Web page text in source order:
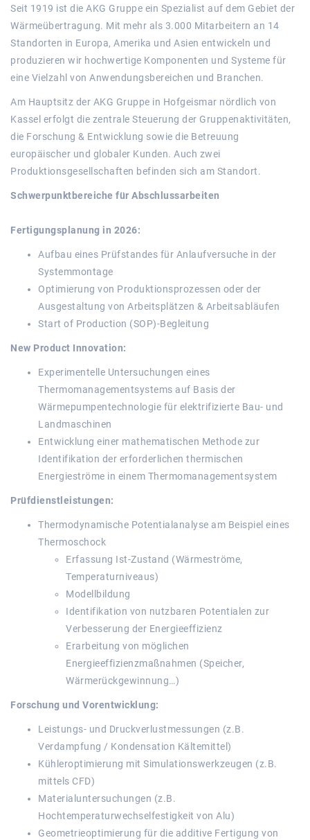
Seit 1919 ist die AKG Gruppe ein Spezialist auf dem Gebiet der
Wärmeübertragung. Mit mehr als 3.000 Mitarbeitern an 14
Standorten in Europa, Amerika und Asien entwickeln und
produzieren wir hochwertige Komponenten und Systeme für
eine Vielzahl von Anwendungsbereichen und Branchen.
Am Hauptsitz der AKG Gruppe in Hofgeismar nördlich von
Kassel erfolgt die zentrale Steuerung der Gruppenaktivitäten,
die Forschung & Entwicklung sowie die Betreuung
europäischer und globaler Kunden. Auch zwei
Produktionsgesellschaften befinden sich am Standort.
Schwerpunktbereiche für Abschlussarbeiten
Fertigungsplanung in 2026:
Aufbau eines Prüfstandes für Anlaufversuche in der
Systemmontage
Optimierung von Produktionsprozessen oder der
Ausgestaltung von Arbeitsplätzen & Arbeitsabläufen
Start of Production (SOP)-Begleitung
New Product Innovation:
Experimentelle Untersuchungen eines
Thermomanagementsystems auf Basis der
Wärmepumpentechnologie für elektrifizierte Bau- und
Landmaschinen
Entwicklung einer mathematischen Methode zur
Identifikation der erforderlichen thermischen
Energieströme in einem Thermomanagementsystem
Prüfdienstleistungen:
Thermodynamische Potentialanalyse am Beispiel eines
Thermoschock
Erfassung Ist-Zustand (Wärmeströme,
Temperaturniveaus)
Modellbildung
Identifikation von nutzbaren Potentialen zur
Verbesserung der Energieeffizienz
Erarbeitung von möglichen
Energieeffizienzmaßnahmen (Speicher,
Wärmerückgewinnung…)
Forschung und Vorentwicklung:
Leistungs- und Druckverlustmessungen (z.B.
Verdampfung / Kondensation Kältemittel)
Kühleroptimierung mit Simulationswerkzeugen (z.B.
mittels CFD)
Materialuntersuchungen (z.B.
Hochtemperaturwechselfestigkeit von Alu)
Geometrieoptimierung für die additive Fertigung von